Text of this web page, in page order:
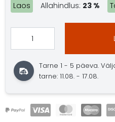
Laos Allahindlus: 23 %
Tarne 1 - 5 päeva.
tarne: 11.08. - 17.08.